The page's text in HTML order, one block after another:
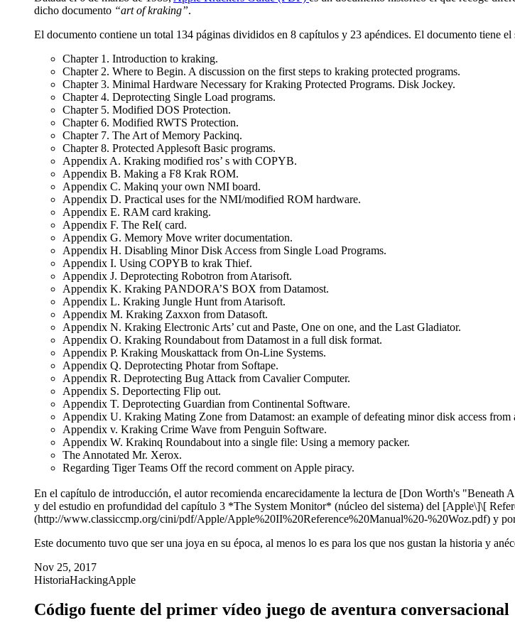
dicho documento “art of kraking”.
El documento contiene un total 134 páginas divididos en 8 capítulos y 23 apéndices. El documento tiene el
Chapter 1. Introduction to kraking.
Chapter 2. Where to Begin. A discussion on the first steps to kraking protected programs.
Chapter 3. Minimal Hardware Necessary for Kraking Protected Programs. Disk Jockey.
Chapter 4. Deprotecting Single Load programs.
Chapter 5. Modified DOS Protection.
Chapter 6. Modified RWTS Protection.
Chapter 7. The Art of Memory Packinq.
Chapter 8. Protected Applesoft Basic programs.
Appendix A. Kraking modified ros’ s with COPYB.
Appendix B. Making a F8 Krak ROM.
Appendix C. Makinq your own NMI board.
Appendix D. Practical uses for the NMI/modified ROM hardware.
Appendix E. RAM card kraking.
Appendix F. The ReI( card.
Appendix G. Memory Move writer documentation.
Appendix H. Disabling Minor Disk Access from Single Load Programs.
Appendix I. Using COPYB to krak Thief.
Appendix J. Deprotecting Robotron from Atarisoft.
Appendix K. Kraking PANDORA’S BOX from Datamost.
Appendix L. Kraking Jungle Hunt from Atarisoft.
Appendix M. Kraking Zaxxon from Datasoft.
Appendix N. Kraking Electronic Arts’ cut and Paste, One on one, and the Last Gladiator.
Appendix O. Kraking Roundabout from Datamost in a full disk format.
Appendix P. Kraking Mouskattack from On-Line Systems.
Appendix Q. Deprotecting Photar from Softape.
Appendix R. Deprotecting Bug Attack from Cavalier Computer.
Appendix S. Deportecting Flip out.
Appendix T. Deprotecting Guardian from Continental Software.
Appendix U. Kraking Mating Zone from Datamost: an example of defeating minor disk access from
Appendix v. Kraking Crime Wave from Penguin Software.
Appendix W. Krakinq Roundabout into a single file: Using a memory packer.
The Annotated Mr. Xerox.
Regarding Tiger Teams Off the record comment on Apple piracy.
En el capítulo de introducción, el autor recomienda encarecidamente la lectura de [Don Worth's
y del estudio en profundidad del capítulo 3 *The System Monitor* (núcleo del sistema) del [Apple\]\[
(http://www.classiccmp.org/cini/pdf/Apple/Apple%20II%20Reference%20Manual%20-%20Woz.pdf) y
Este documento tuvo que ser una joya en su época, al menos lo es para los que nos gustan la historia y
Nov 25, 2017
HistoriaHackingApple
Código fuente del primer vídeo juego de aventura conversacional